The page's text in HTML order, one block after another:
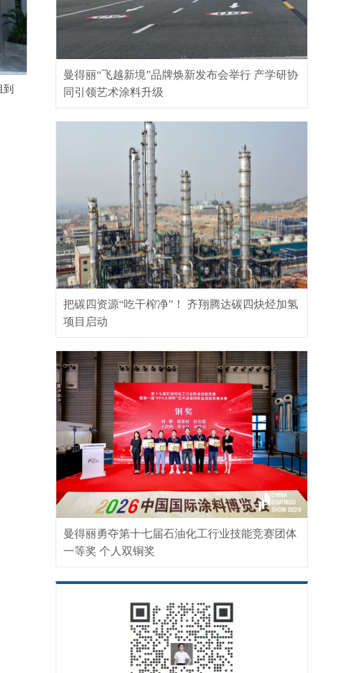
曼得丽“飞越新境”品牌焕新发布会举行 产学研协
同引领艺术涂料升级
把碳四资源“吃干榨净”！ 齐翔腾达碳四炔烃加氢
项目启动
曼得丽勇夺第十七届石油化工行业技能竞赛团体
一等奖 个人双铜奖